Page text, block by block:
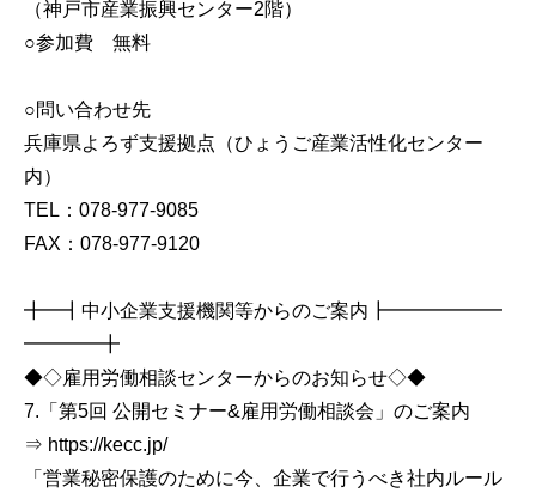
（神戸市産業振興センター2階）
○参加費 無料
○問い合わせ先
兵庫県よろず支援拠点（ひょうご産業活性化センター
内）
TEL：078-977-9085
FAX：078-977-9120
╋━┫中小企業支援機関等からのご案内┣━━━━━━
━━━━╋
◆◇雇用労働相談センターからのお知らせ◇◆
7.「第5回 公開セミナー&雇用労働相談会」のご案内
⇒ https://kecc.jp/
「営業秘密保護のために今、企業で行うべき社内ルール